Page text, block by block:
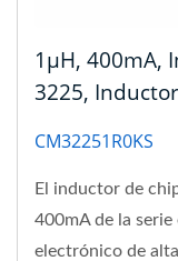
1µH, 400mA,
3225,
CM32251R0KS
El inductor de
400mA de la
electrónico de